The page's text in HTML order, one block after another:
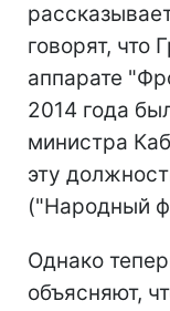
говорят, что
аппарате
2014 года
министра
эту
("Народный
Однако
объясняют,